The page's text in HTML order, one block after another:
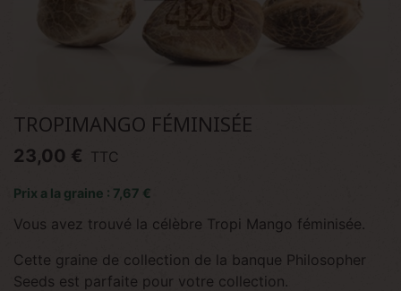
TROPIMANGO FÉMINISÉE
23,00 € TTC
Prix a la graine : 7,67 €
Vous avez trouvé la célèbre Tropi Mango féminisée.
Cette graine de collection de la banque Philosopher
Seeds est parfaite pour votre collection.